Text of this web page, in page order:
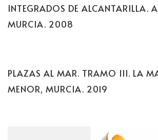
INTEGRADOS DE ALCANTARILLA.
MURCIA. 2008
PLAZAS AL MAR. TRAMO III. LA
MENOR, MURCIA. 2019